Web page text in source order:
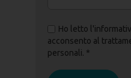
Non sei iscritto?
Ho letto
acconsento al
personali. *